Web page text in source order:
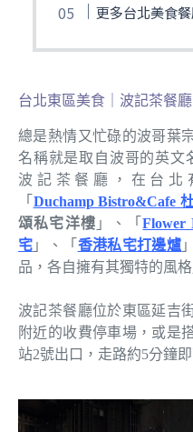
更多台北美食
台北東區美食｜波記茶餐廳
總是熱情又忙碌的波哥葉
名稱就是取自波哥的英文
波記茶餐廳，在台北
「 Duchamp Bistro&Cafe
頌私宅洋樓 」、「Flower
宅 」、「 香港私宅打邊爐
品，各自擁有其獨特的風格
波記茶餐廳位於東區延吉
附近的收費停車場，或是
站2號出口，走路約5分鐘